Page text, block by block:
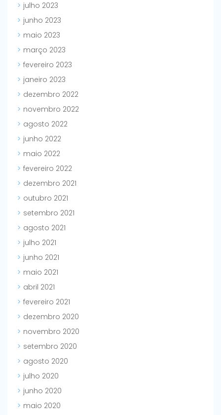
julho 2023
junho 2023
maio 2023
março 2023
fevereiro 2023
janeiro 2023
dezembro 2022
novembro 2022
agosto 2022
junho 2022
maio 2022
fevereiro 2022
dezembro 2021
outubro 2021
setembro 2021
agosto 2021
julho 2021
junho 2021
maio 2021
abril 2021
fevereiro 2021
dezembro 2020
novembro 2020
setembro 2020
agosto 2020
julho 2020
junho 2020
maio 2020